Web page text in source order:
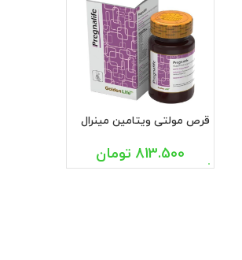
قرص مولتی ویتامین مینرال
813.500 تومان